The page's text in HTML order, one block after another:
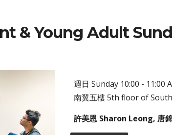
& Young Adult
週日 Sunday 10:00 - 11:00
南翼五樓5th floor of
許美恩 Sharon Leong, 唐